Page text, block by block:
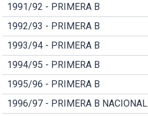
1991/92 - PRIMERA B
1992/93 - PRIMERA B
1993/94 - PRIMERA B
1994/95 - PRIMERA B
1995/96 - PRIMERA B
1996/97 - PRIMERA B NACIONAL